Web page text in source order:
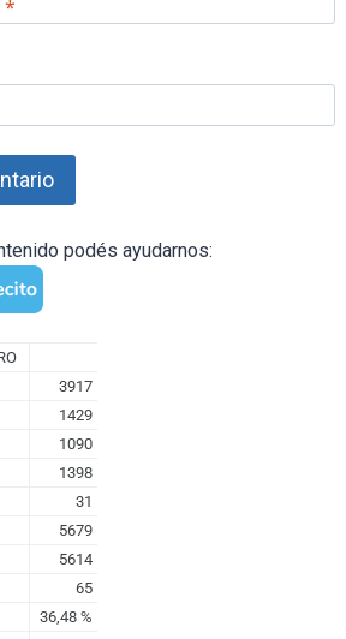
*
podés ayudarnos: